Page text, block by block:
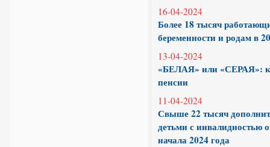
16-04-2024
Более 18 тысяч
беременности и родам в
13-04-2024
«БЕЛАЯ» или «СЕРАЯ»:
пенсии
11-04-2024
Свыше 22 тысяч
детьми с
начала 2024 года